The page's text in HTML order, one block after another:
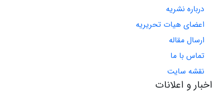
درباره نشریه
اعضای هیات تحریریه
ارسال مقاله
تماس با ما
نقشه سایت
اخبار و اعلانات